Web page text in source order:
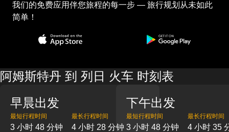
我们的免费应用伴您旅程的每一步 — 旅行规划从未如此
简单！
阿姆斯特丹 到 列日 火车 时刻表
早晨出发
最短行程时间
3 小时 48 分钟
最长行程时间
4 小时 28 分钟
下午出发
最短行程时间
3 小时 48 分钟
最长行程时间
4 小时 35